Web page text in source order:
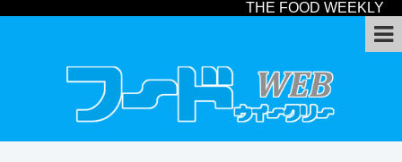
THE FOOD WEEKLY